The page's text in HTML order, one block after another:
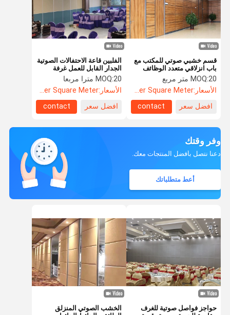
الفلبين قاعة الاحتفالات الصوتية
الجدار القابل للعمل غرفة
الاجتماعات
MOQ:20 مترا مربعا
الأسعار:US$135.8 Per Square Meter
افضل سعر
contact
قسم خشبي صوتي للمكتب مع
باب انزلاقي متعدد الوظائف
MOQ:20 متر مربع
الأسعار:US$52.60 Per Square Meter
افضل سعر
contact
وفر وقتك
دعنا نتصل بأفضل المنتجات معك.
أعط متطلباتك
حواجز فواصل صوتية للغرف
الخشب الصوتي المنزلق